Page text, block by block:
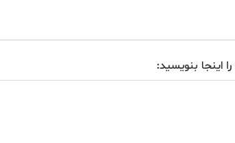
اینجا بنویسید: